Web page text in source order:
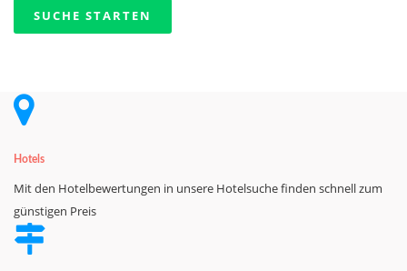
Hotels
Mit den Hotelbewertungen in unsere Hotelsuche finden schnell zum
günstigen Preis